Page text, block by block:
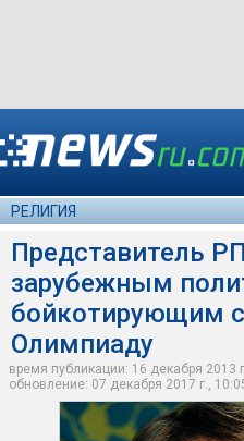
РЕЛИГИЯ
Представитель
зарубежным
бойкотирующим
Олимпиаду
время публикации: 16 декабря 2013
обновление: 07 декабря 2017 г.,